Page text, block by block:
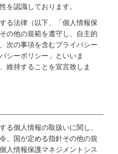
を認識しております。
る法律（以下、「個人情報保
の他の規範を遵守し、自主的
次の事項を含むプライバシー
シーポリシー」といいま
維持することを宣言致しま
る個人情報の取扱いに関し、
、国が定める指針その他の規
人情報保護マネジメントシス